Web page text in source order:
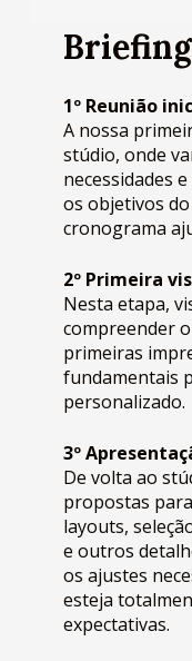
1º Reunião
A nossa
stúdio, onde
necessidades
os objetivos
cronograma
2º Primeira
Nesta etapa,
compreender
primeiras
fundamentais
personalizado.
3º
De volta ao
propostas
layouts,
e outros
os ajustes
esteja
expectativas.